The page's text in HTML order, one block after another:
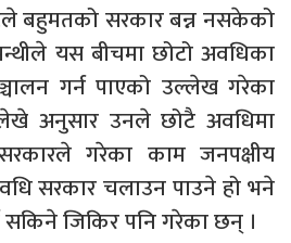
बहुमतको सरकार बन्न नसकेको
यस बीचमा छोटो अवधिका
गर्न पाएको उल्लेख गरेका
लेखे अनुसार उनले छोटै अवधिमा
गरेका काम जनपक्षीय
सरकार चलाउन पाउने हो भने
सकिने जिकिर पनि गरेका छन् ।